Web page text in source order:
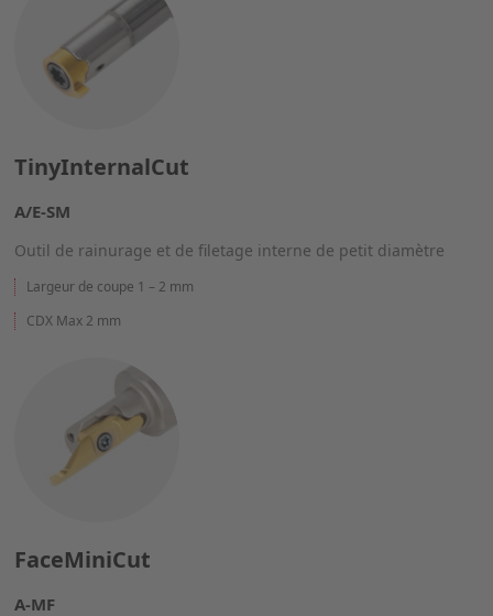
TinyInternalCut
A/E-SM
Outil de rainurage et de filetage interne de petit diamètre
Largeur de coupe 1 – 2 mm
CDX Max 2 mm
FaceMiniCut
A-MF